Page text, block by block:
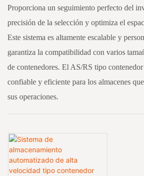
Proporciona un seguimiento perfecto del
precisión de la selección y optimiza el
Este sistema es altamente escalable y
garantiza la compatibilidad con varios
de contenedores. El AS/RS tipo
confiable y eficiente para los almacenes
sus operaciones.